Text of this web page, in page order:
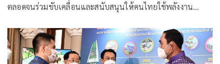
ตลอดจนร่วมขับเคลื่อนและสนับสนุนให้คนไทยใช้พลังงาน